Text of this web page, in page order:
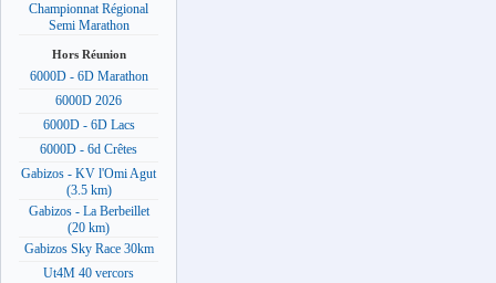
Championnat Régional
Semi Marathon
Hors Réunion
6000D - 6D Marathon
6000D 2026
6000D - 6D Lacs
6000D - 6d Crêtes
Gabizos - KV l'Omi Agut
(3.5 km)
Gabizos - La Berbeillet
(20 km)
Gabizos Sky Race 30km
Ut4M 40 vercors